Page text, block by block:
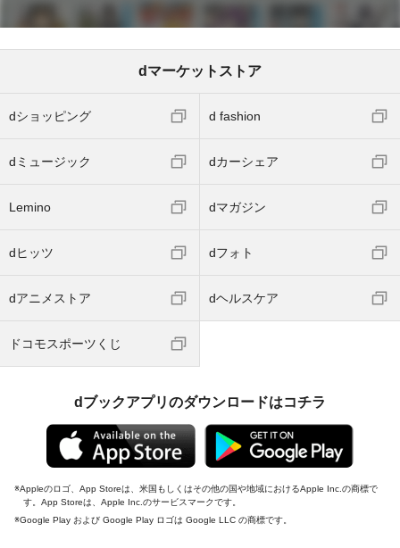
dマーケットストア
dショッピング d fashion
dミュージック dカーシェア
Lemino dマガジン
dヒッツ dフォト
dアニメストア dヘルスケア
ドコモスポーツくじ
dブックアプリのダウンロードはコチラ
Appleのロゴ、App Storeは、米国もしくはその他の国や地域におけるApple Inc.の商標で
す。App Storeは、Apple Inc.のサービスマークです。
Google Play および Google Play ロゴは Google LLC の商標です。